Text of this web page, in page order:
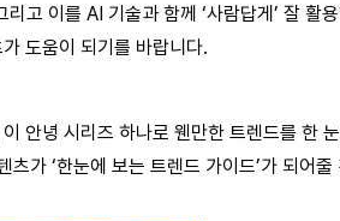
고 이를 AI 기술과 함께 ‘사람답게’ 잘 활
도움이 되기를 바랍니다.
안녕 시리즈 하나로 웬만한 트렌드를 한
가 ‘한눈에 보는 트렌드 가이드’가 되어줄